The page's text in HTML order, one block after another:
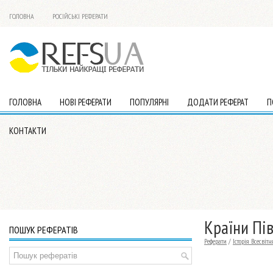
ГОЛОВНА РОСІЙСЬКІ РЕФЕРАТИ
ГОЛОВНА НОВІ РЕФЕРАТИ ПОПУЛЯРНІ ДОДАТИ РЕФЕРАТ
КОНТАКТИ
Країни
Реферати / Історія
ПОШУК РЕФЕРАТІВ